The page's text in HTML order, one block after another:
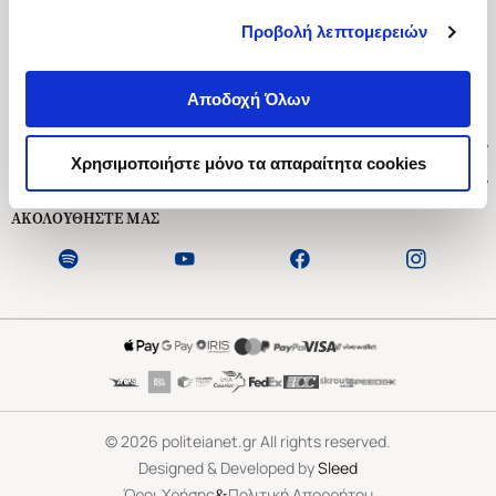
Προβολή λεπτομερειών
Αποδοχή Όλων
Χρησιμοποιήστε μόνο τα απαραίτητα cookies
Ασκληπιού 1-3, Αθήνα 106 79
Δευτέρα - Παρασκευή 09:00-21:00
Εξυπηρέτηση Πελατών
ΑΚΟΛΟΥΘΗΣΤΕ ΜΑΣ
©2026 politeianet.gr All rights reserved.
Designed & Developed bySleed